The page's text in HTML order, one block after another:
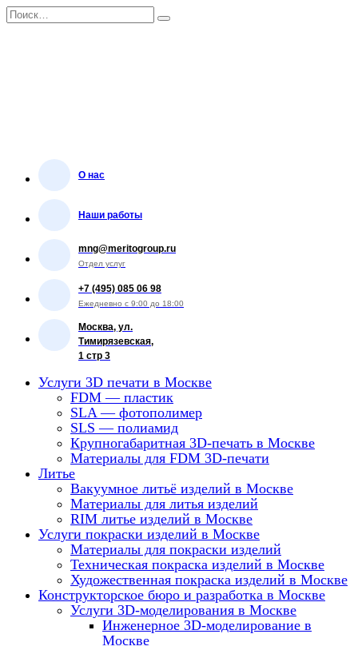
Перейти
к
Search
for:
О нас
Наши работы
mng@meritogroup.ru
Отдел услуг
+7 (495) 085 06 98
Ежедневно с 9:00 до 18:00
Москва, ул.
Тимирязевская,
1 стр 3
Услуги 3D печати в Москве
FDM — пластик
SLA — фотополимер
SLS — полиамид
Крупногабаритная 3D-печать в Москве
Материалы для FDM 3D-печати
Литье
Вакуумное литьё изделий в Москве
Материалы для литья изделий
RIM литье изделий в Москве
Услуги покраски изделий в Москве
Материалы для покраски изделий
Техническая покраска изделий в Москве
Художественная покраска изделий в Москве
Конструкторское бюро и разработка в Москве
Услуги 3D-моделирования в Москве
Инженерное 3D-моделирование в
Москве